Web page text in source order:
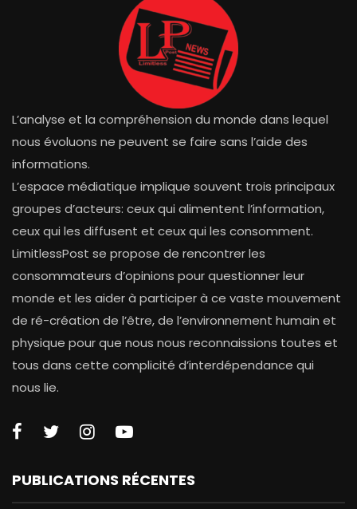
L’analyse et la compréhension du monde dans lequel
nous évoluons ne peuvent se faire sans l’aide des
informations.
L’espace médiatique implique souvent trois principaux
groupes d’acteurs: ceux qui alimentent l’information,
ceux qui les diffusent et ceux qui les consomment.
LimitlessPost se propose de rencontrer les
consommateurs d’opinions pour questionner leur
monde et les aider à participer à ce vaste mouvement
de ré-création de l’être, de l’environnement humain et
physique pour que nous nous reconnaissions toutes et
tous dans cette complicité d’interdépendance qui
nous lie.
PUBLICATIONS RÉCENTES